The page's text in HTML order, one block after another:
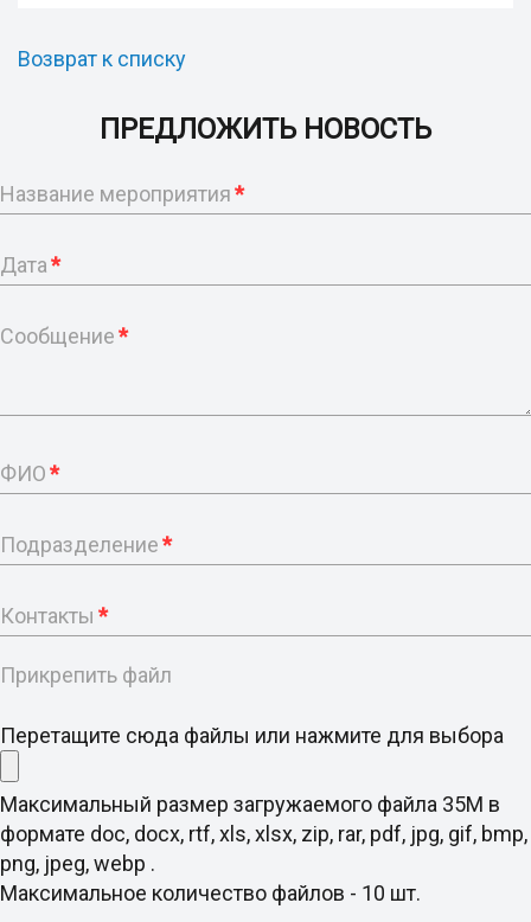
Возврат к списку
ПРЕДЛОЖИТЬ НОВОСТЬ
Название мероприятия*
Дата*
Сообщение*
ФИО*
Подразделение*
Контакты *
Прикрепить файл
Перетащите сюда файлы или нажмите для выбора
Максимальный размер загружаемого файла 35M в
формате doc, docx, rtf, xls, xlsx, zip, rar, pdf, jpg, gif, bmp,
png, jpeg, webp .
Максимальное количество файлов - 10 шт.